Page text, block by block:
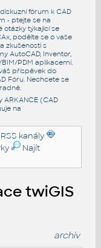
fórum k CAD
- ptejte se na
otázky týkající se
podělte se o vaše
zkušenosti s
AutoCAD, Inventor,
BIM/PDM aplikacemi.
příspěvek do
Fóru. Nechcete se
.
(CAD
na
RSS kanály
Najít
twiGIS
archiv